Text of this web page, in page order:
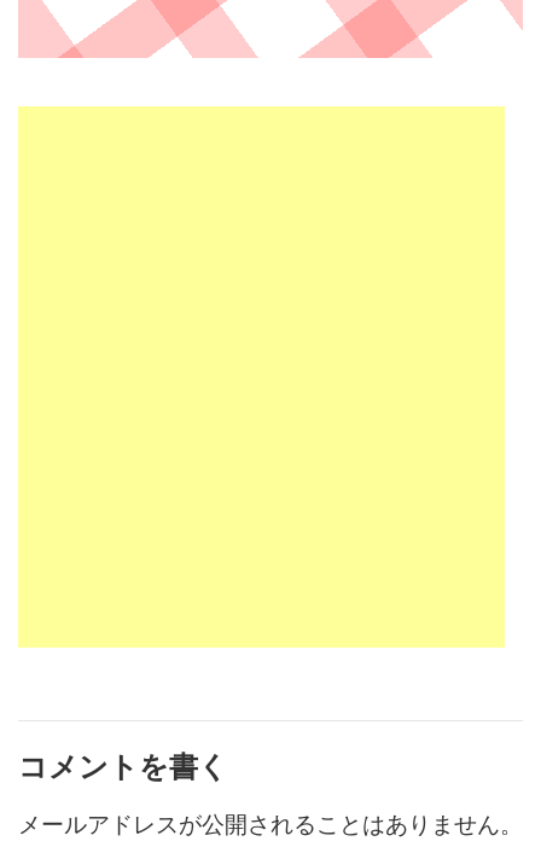
コメントを書く
メールアドレスが公開されることはありません。